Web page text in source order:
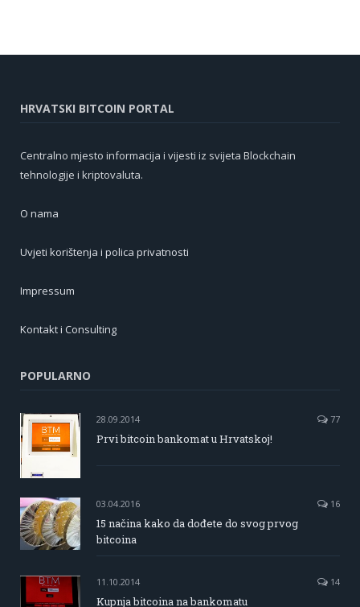
HRVATSKI BITCOIN PORTAL
Centralno mjesto informacija i vijesti iz svijeta Blockchain
tehnologije i kriptovaluta.
O nama
Uvjeti korištenja i polica privatnosti
Impressum
Kontakt i Consulting
POPULARNO
28.09.2014 77
Prvi bitcoin bankomat u Hrvatskoj!
03.04.2016 16
15 načina kako da dođete do svog prvog
bitcoina
11.10.2014 14
Kupnja bitcoina na bankomatu